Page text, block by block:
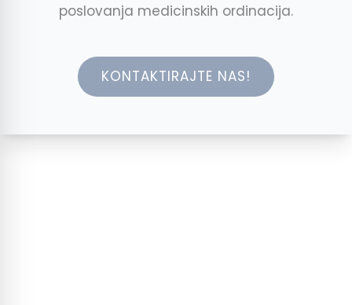
poslovanja medicinskih ordinacija.
KONTAKTIRAJTE NAS!